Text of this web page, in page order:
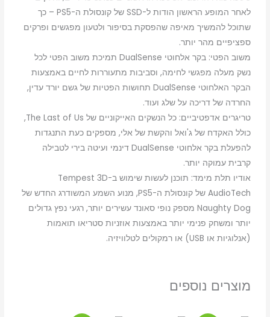
לאחר המופע הראשון הודות ל-SSD של קונסולת ה-PS5 – כך
שתוכל להמשיך מאיפה שהפסקת בסיפור ולטעון מפגשים ופרקים
ספציפיים מהר יותר.
משוב הפטי: בקר אלחוטי DualSense תמיכת משוב הפטי לכל
נשק מעלה מפגשי לחימה, וסביבות מתעוררות לחיים באמצעות
הבקר האלחוטי DualSense תחושות הפטיות של גשם יורד עדין,
החרדה של דריכה על שלג ועוד.
טריגרים אדפטיביים: כל הנשקים האייקוניים של The Last of Us,
כולל האקדח של ג'ואל והקשת של אלי, מספקים כעת התנגדות
להפעלת בקר אלחוטי DualSense דינמי ועיטה בירי לטבילה
קרבית עמוקה יותר.
אודיו תלת מימד: תוכנן לעשות שימוש ב-Tempest 3D
AudioTech של קונסולת ה-PS5, מנוע השמע המשודרג החדש של
Naughty Dog מספק נופי סאונד עשירים יותר, רגעי נפץ גדולים
יותר ומשחק פנימי יותר באמצעות אוזניות סטריאו תואמות
(אנלוגיות או USB) או רמקולים לטלוויזיה.
מוצרים נוספים